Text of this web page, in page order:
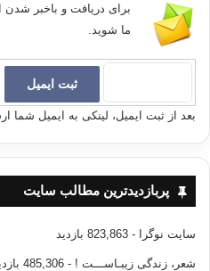
برای دریافت و باخبر
ما شوید.
بعد از ثبت ایمیل، لینکی به ایمیل شما
پربازدیدترین مطالب سایت
سایت نوگرا - 823,863 بازدید
شعر، زندگی زیبـاســـت ! - 485,306 بازدید